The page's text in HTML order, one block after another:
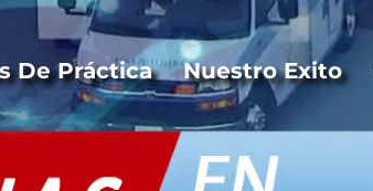
De Práctica Nuestro Exito